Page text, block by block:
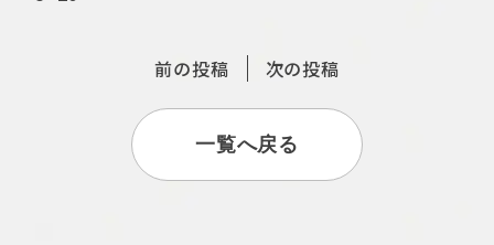
前の投稿 次の投稿
一覧へ戻る